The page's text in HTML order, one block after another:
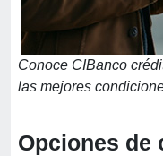
Conoce CIBanco
las mejores
Opciones de